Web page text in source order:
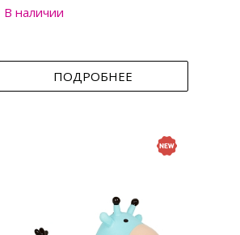
В наличии
ПОДРОБНЕЕ